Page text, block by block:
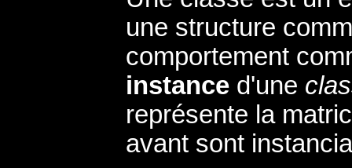
une structure
comportement
instance d'une
représente la
avant sont